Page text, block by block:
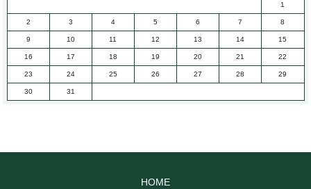
1
2 3 4 5 6 7 8
9 10 11 12 13 14 15
16 17 18 19 20 21 22
23 24 25 26 27 28 29
30 31
HOME